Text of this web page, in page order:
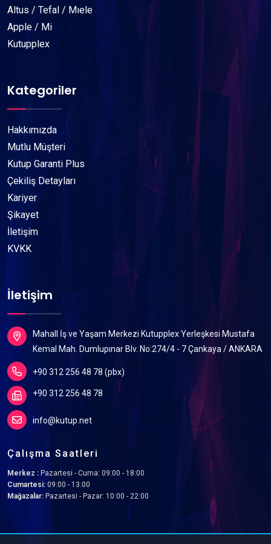
Altus / Tefal / Mıele
Apple / Mi
Kutupplex
Kategoriler
Hakkımızda
Mutlu Müşteri
Kutup Garanti Plus
Çekiliş Detayları
Kariyer
Şikayet
İletişim
KVKK
İletişim
Mahall İş ve Yaşam Merkezi Kutupplex Yerleşkesi Mustafa
Kemal Mah. Dumlupınar Blv. No:274/4 - 7 Çankaya / ANKARA
+90 312 256 48 78 (pbx)
+90 312 256 48 78
info@kutup.net
Çalışma Saatleri
Merkez : Pazartesi - Cuma: 09:00 - 18:00
Cumartesi: 09:00 - 13:00
Mağazalar: Pazartesi - Pazar: 10:00 - 22:00